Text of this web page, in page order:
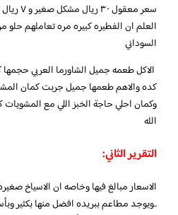
سعر
العلم ان الفطيره كبيره مره تعاملهم
السوداني
الاكل طعمه جميل الشاورما العربي حجمها
كده والاهم طعمها جميل جربت كمان
وكمان احلي حاجة الخبز اللي مع
الله
التقرير الثاني:
الاسعار مبالغ فيها وخاصه ان الاسياخ
..ويوجد مطاعم ببريده افضل منها بكثير